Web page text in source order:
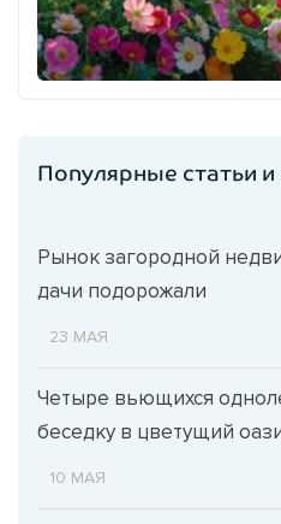
Популярные статьи и
Рынок загородной
дачи подорожали
23 МАЯ
Четыре вьющихся
беседку в цветущий
10 МАЯ